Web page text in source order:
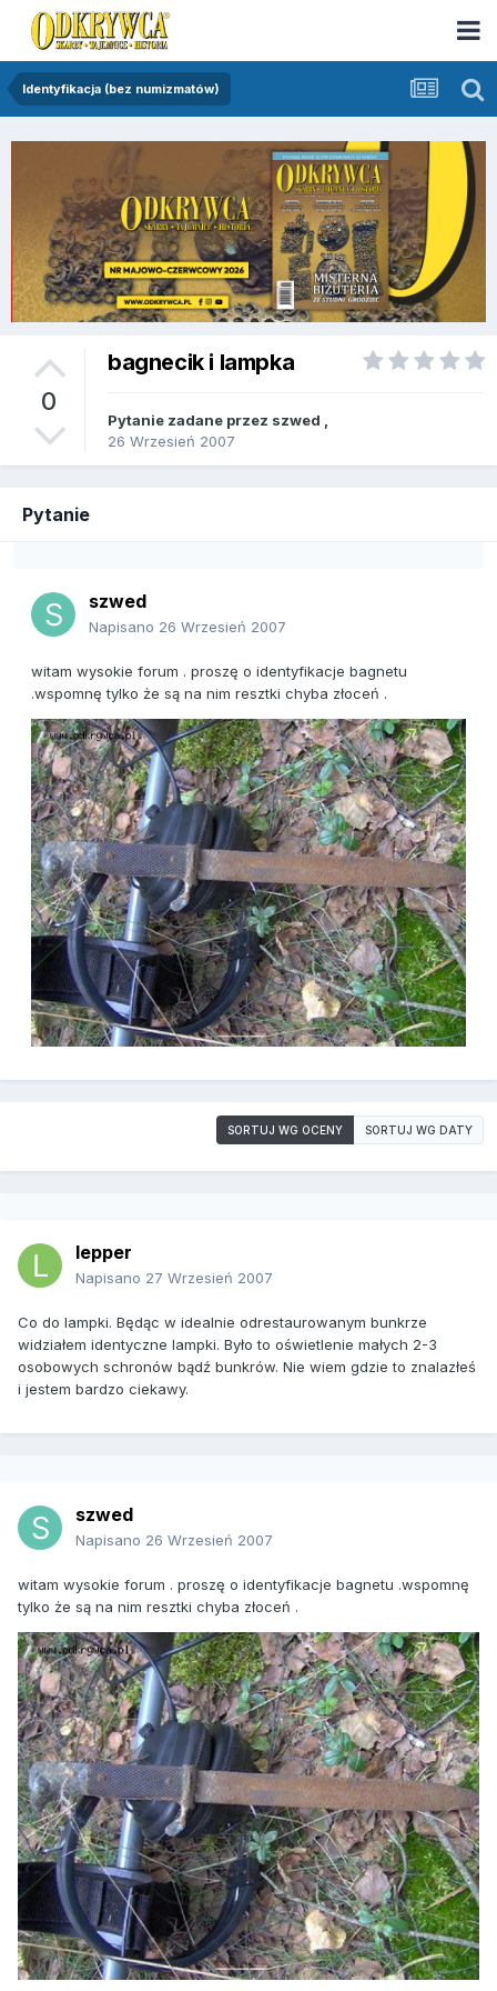
Identyfikacja (bez numizmatów)
0
bagnecik i lampka
Pytanie zadane przez szwed
26 Wrzesień 2007
Pytanie
szwed
Napisano 26 Wrzesień 2007
witam wysokie forum . proszę o identyfikacje bagnetu
.wspomnę tylko że są na nim resztki chyba złoceń .
SORTUJ WG OCENY SORTUJ WG DATY
lepper
Napisano 27 Wrzesień 2007
Co do lampki. Będąc w idealnie odrestaurowanym bunkrze
widziałem identyczne lampki. Było to oświetlenie małych 2-3
osobowych schronów bądź bunkrów. Nie wiem gdzie to znalazłeś
i jestem bardzo ciekawy.
szwed
Napisano 26 Wrzesień 2007
witam wysokie forum . proszę o identyfikacje bagnetu .wspomnę
tylko że są na nim resztki chyba złoceń .